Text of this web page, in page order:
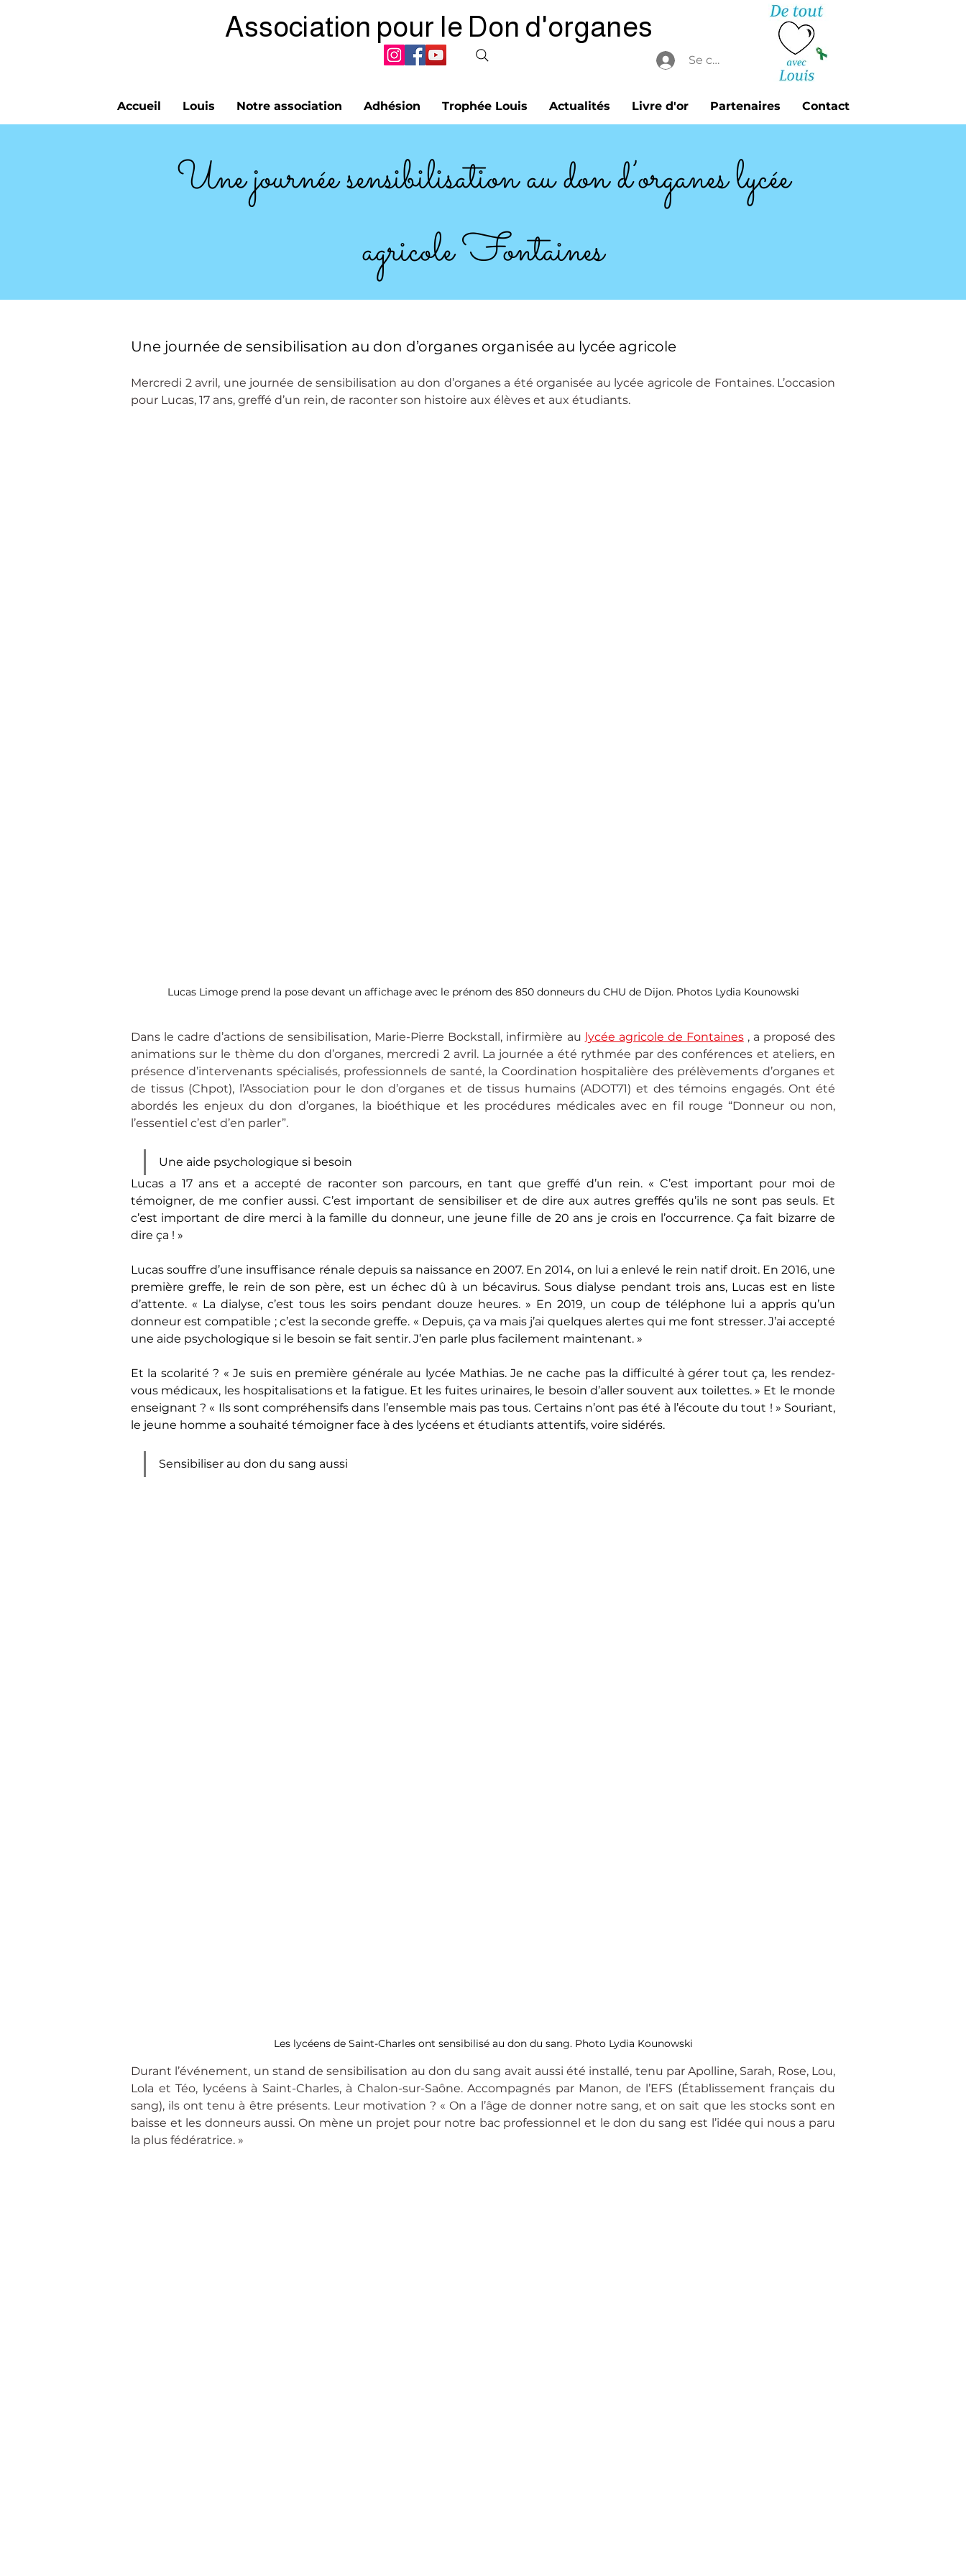
Association pour le Don d'organes
Se connecter
Accueil Louis Notre association Adhésion Trophée Louis Actualités Livre d'or Partenaires Contact
Une journée sensibilisation au don d’organes lycée
agricole Fontaines
Une journée de sensibilisation au don d’organes organisée au lycée agricole
Mercredi 2 avril, une journée de sensibilisation au don d’organes a été organisée au lycée agricole de Fontaines. L’occasion
pour Lucas, 17 ans, greffé d’un rein, de raconter son histoire aux élèves et aux étudiants.
Lucas Limoge prend la pose devant un affichage avec le prénom des 850 donneurs du CHU de Dijon. Photos Lydia Kounowski
Dans le cadre d’actions de sensibilisation, Marie-Pierre Bockstall, infirmière au lycée agricole de Fontaines , a proposé des
animations sur le thème du don d’organes, mercredi 2 avril. La journée a été rythmée par des conférences et ateliers, en
présence d’intervenants spécialisés, professionnels de santé, la Coordination hospitalière des prélèvements d’organes et
de tissus (Chpot), l’Association pour le don d’organes et de tissus humains (ADOT71) et des témoins engagés. Ont été
abordés les enjeux du don d’organes, la bioéthique et les procédures médicales avec en fil rouge “Donneur ou non,
l’essentiel c’est d’en parler”.
Une aide psychologique si besoin
Lucas a 17 ans et a accepté de raconter son parcours, en tant que greffé d’un rein. « C’est important pour moi de
témoigner, de me confier aussi. C’est important de sensibiliser et de dire aux autres greffés qu’ils ne sont pas seuls. Et
c’est important de dire merci à la famille du donneur, une jeune fille de 20 ans je crois en l’occurrence. Ça fait bizarre de
dire ça ! »
Lucas souffre d’une insuffisance rénale depuis sa naissance en 2007. En 2014, on lui a enlevé le rein natif droit. En 2016, une
première greffe, le rein de son père, est un échec dû à un bécavirus. Sous dialyse pendant trois ans, Lucas est en liste
d’attente. « La dialyse, c’est tous les soirs pendant douze heures. » En 2019, un coup de téléphone lui a appris qu’un
donneur est compatible ; c’est la seconde greffe. « Depuis, ça va mais j’ai quelques alertes qui me font stresser. J’ai accepté
une aide psychologique si le besoin se fait sentir. J’en parle plus facilement maintenant. »
Et la scolarité ? « Je suis en première générale au lycée Mathias. Je ne cache pas la difficulté à gérer tout ça, les rendez-
vous médicaux, les hospitalisations et la fatigue. Et les fuites urinaires, le besoin d’aller souvent aux toilettes. » Et le monde
enseignant ? « Ils sont compréhensifs dans l’ensemble mais pas tous. Certains n’ont pas été à l’écoute du tout ! » Souriant,
le jeune homme a souhaité témoigner face à des lycéens et étudiants attentifs, voire sidérés.
Sensibiliser au don du sang aussi
Les lycéens de Saint-Charles ont sensibilisé au don du sang. Photo Lydia Kounowski
Durant l’événement, un stand de sensibilisation au don du sang avait aussi été installé, tenu par Apolline, Sarah, Rose, Lou,
Lola et Téo, lycéens à Saint-Charles, à Chalon-sur-Saône. Accompagnés par Manon, de l’EFS (Établissement français du
sang), ils ont tenu à être présents. Leur motivation ? « On a l’âge de donner notre sang, et on sait que les stocks sont en
baisse et les donneurs aussi. On mène un projet pour notre bac professionnel et le don du sang est l’idée qui nous a paru
la plus fédératrice. »